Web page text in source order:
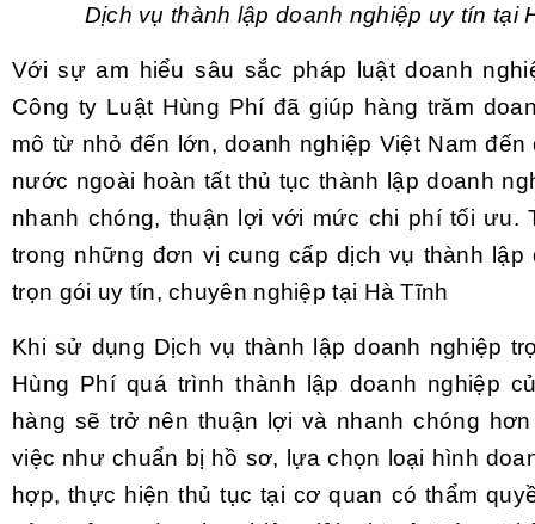
Dịch vụ thành lập doanh nghiệp uy tín tại
Với sự am hiểu sâu sắc pháp luật doanh
Công ty Luật Hùng Phí đã giúp hàng trăm
mô từ nhỏ đến lớn, doanh nghiệp Việt Nam đến
nước ngoài hoàn tất thủ tục thành lập doanh
nhanh chóng, thuận lợi với mức chi phí tối ưu.
trong những đơn vị cung cấp dịch vụ thành lập
trọn gói uy tín, chuyên nghiệp tại Hà Tĩnh
Khi sử dụng Dịch vụ thành lập doanh nghiệp
Hùng Phí quá trình thành lập doanh nghiệp
hàng sẽ trở nên thuận lợi và nhanh chóng
việc như chuẩn bị hồ sơ, lựa chọn loại hình
hợp, thực hiện thủ tục tại cơ quan có thẩm